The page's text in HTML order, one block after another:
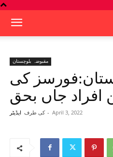
مقبوضہ بلوچستان
کی
افراد جاں بحق
کی طرف ایڈیٹر - April 3, 2022